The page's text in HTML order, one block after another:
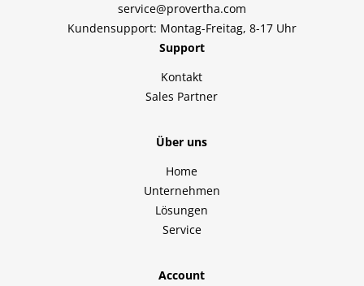
service@provertha.com
Kundensupport: Montag-Freitag, 8-17 Uhr
Support
Kontakt
Sales Partner
Über uns
Home
Unternehmen
Lösungen
Service
Account